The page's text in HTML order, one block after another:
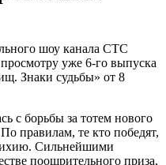
шоу канала СТС
уже 6-го выпуска
Знаки судьбы» от 8
с борьбы за тотем нового
правилам, те кто победят,
Сильнейшими
поощрительного приза,